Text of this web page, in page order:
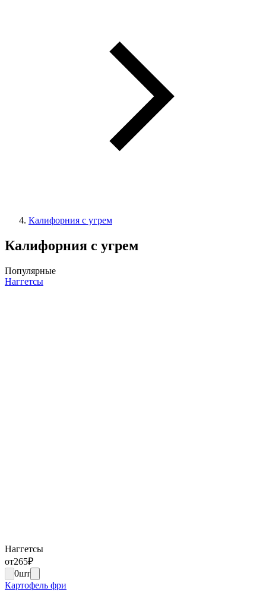
Калифорния с угрем
Калифорния с угрем
Популярные
Наггетсы
Наггетсы
от265₽
0шт
Картофель фри